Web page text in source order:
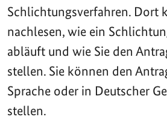
Schlichtungsverfahren. Dort
nachlesen, wie ein
abläuft und wie Sie den
stellen. Sie können den
Sprache oder in Deutscher
stellen.